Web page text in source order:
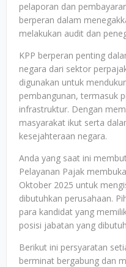
pelaporan dan
berperan dalam
melakukan audit dan
KPP berperan penting
negara dari sektor
digunakan untuk
pembangunan, termasuk
infrastruktur. Dengan
masyarakat ikut serta
kesejahteraan negara.
Anda yang saat ini
Pelayanan Pajak
Oktober 2025 untuk
dibutuhkan perusahaan.
para kandidat yang
posisi jabatan yang
Berikut ini persyaratan
berminat bergabung dan